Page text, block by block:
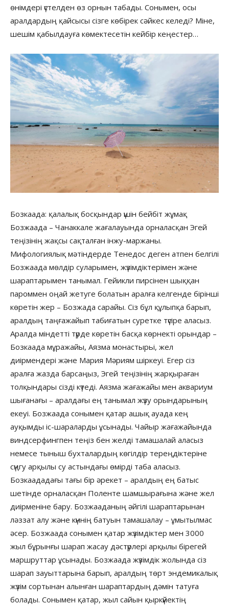
өнімдері үстелден өз орнын табады. Сонымен, осы
аралдардың қайсысы сізге көбірек сәйкес келеді? Міне,
шешім қабылдауға көмектесетін кейбір кеңестер…
Бозкаада: қалалық босқындар үшін бейбіт жұмақ
Бозжаада – Чанаккале жағалауында орналасқан Эгей
теңізінің жақсы сақталған інжу-маржаны.
Мифологиялық мәтіндерде Тенедос деген атпен белгілі
Бозжаада мөлдір суларымен, жүзімдіктерімен және
шараптарымен танымал. Гейикли пирсінен шыққан
пароммен оңай жетуге болатын аралға келгенде бірінші
көретін жер – Бозжада сарайы. Сіз бұл құлыпқа барып,
аралдың таңғажайып табиғатын суретке түсіре аласыз.
Аралда міндетті түрде көретін басқа көрнекті орындар –
Бозкаада мұражайы, Аязма монастырьі, жел
диірмендері және Мария Мәриям шіркеуі. Егер сіз
аралға жазда барсаңыз, Эгей теңізінің жарқыраған
толқындары сізді күтеді. Аязма жағажайы мен аквариум
шығанағы – аралдағы ең танымал жүзу орындарының
екеуі. Бозжаада сонымен қатар ашық ауада кең
ауқымды іс-шараларды ұсынады. Чайыр жағажайында
виндсерфингпен теңіз бен желді тамашалай аласыз
немесе тыныш бухталардың көгілдір тереңдіктеріне
сүңгу арқылы су астындағы өмірді таба аласыз.
Бозкаададағы тағы бір әрекет – аралдың ең батыс
шетінде орналасқан Поленте шамшырағына және жел
диірменіне бару. Бозжааданың әйгілі шараптарынан
ләззат алу және күннің батуын тамашалау – ұмытылмас
әсер. Бозжаада сонымен қатар жүзімдіктер мен 3000
жыл бұрынғы шарап жасау дәстүрлері арқылы бірегей
маршруттар ұсынады. Бозжаада жүзімдік жолында сіз
шарап зауыттарына барып, аралдың төрт эндемикалық
жүзім сортынан алынған шараптардың дәмін татуға
болады. Сонымен қатар, жыл сайын қыркүйектің